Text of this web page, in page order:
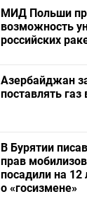
МИД Польши
возможность
российских
Азербайджан
поставлять газ
В Бурятии
прав
посадили на 12
о «госизмене»